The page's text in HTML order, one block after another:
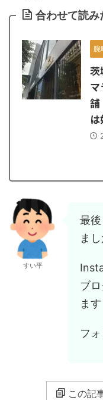
合わせて読み
腕
茨
舗
すい平
最
ま
ブ
ます
フ
この記